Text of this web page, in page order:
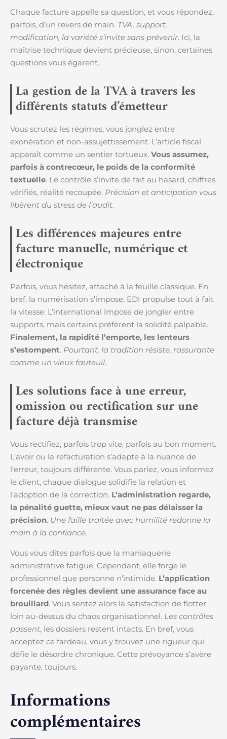
Chaque facture appelle sa question, et vous répondez,
parfois, d’un revers de main. TVA, support,
modification, la variété s’invite sans prévenir. Ici, la
maîtrise technique devient précieuse, sinon, certaines
questions vous égarent.
La gestion de la TVA à travers les
différents statuts d’émetteur
Vous scrutez les régimes, vous jonglez entre
exonération et non-assujettissement. L’article fiscal
apparaît comme un sentier tortueux. Vous assumez,
parfois à contrecœur, le poids de la conformité
textuelle. Le contrôle s’invite de fait au hasard, chiffres
vérifiés, réalité recoupée. Précision et anticipation vous
libèrent du stress de l’audit.
Les différences majeures entre
facture manuelle, numérique et
électronique
Parfois, vous hésitez, attaché à la feuille classique. En
bref, la numérisation s’impose, EDI propulse tout à fait
la vitesse. L’international impose de jongler entre
supports, mais certains préfèrent la solidité palpable.
Finalement, la rapidité l’emporte, les lenteurs
s’estompent. Pourtant, la tradition résiste, rassurante
comme un vieux fauteuil.
Les solutions face à une erreur,
omission ou rectification sur une
facture déjà transmise
Vous rectifiez, parfois trop vite, parfois au bon moment.
L’avoir ou la refacturation s’adapte à la nuance de
l’erreur, toujours différente. Vous parlez, vous informez
le client, chaque dialogue solidifie la relation et
l’adoption de la correction. L’administration regarde,
la pénalité guette, mieux vaut ne pas délaisser la
précision. Une faille traitée avec humilité redonne la
main à la confiance.
Vous vous dites parfois que la maniaquerie
administrative fatigue. Cependant, elle forge le
professionnel que personne n’intimide. L’application
forcenée des règles devient une assurance face au
brouillard. Vous sentez alors la satisfaction de flotter
loin au-dessus du chaos organisationnel. Les contrôles
passent, les dossiers restent intacts. En bref, vous
acceptez ce fardeau, vous y trouvez une rigueur qui
défie le désordre chronique. Cette prévoyance s’avère
payante, toujours.
Informations
complémentaires